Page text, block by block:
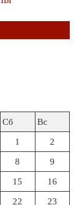
Сб Вс
1 2
8 9
15 16
22 23